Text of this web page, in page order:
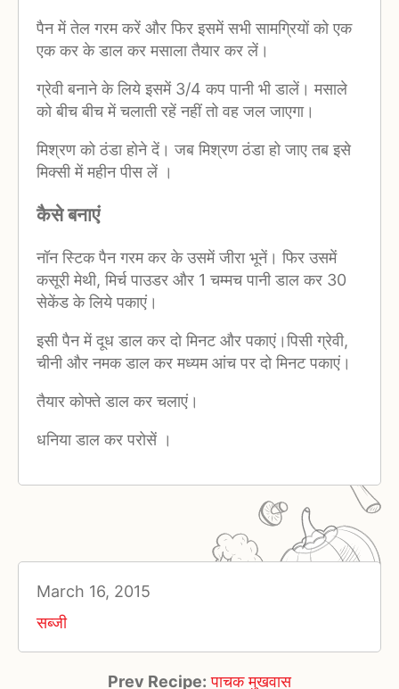
पैन में तेल गरम करें और फिर इसमें सभी सामग्रियों को एक
एक कर के डाल कर मसाला तैयार कर लें।
ग्रेवी बनाने के लिये इसमें 3/4 कप पानी भी डालें। मसाले
को बीच बीच में चलाती रहें नहीं तो वह जल जाएगा।
मिश्रण को ठंडा होने दें। जब मिश्रण ठंडा हो जाए तब इसे
मिक्‍सी में महीन पीस लें ।
कैसे बनाएं
नॉन स्‍टिक पैन गरम कर के उसमें जीरा भूनें। फिर उसमें
कसूरी मेथी, मिर्च पाउडर और 1 चम्‍मच पानी डाल कर 30
सेकेंड के लिये पकाएं।
इसी पैन में दूध डाल कर दो मिनट और पकाएं।पिसी ग्रेवी,
चीनी और नमक डाल कर मध्‍यम आंच पर दो मिनट पकाएं।
तैयार कोफ्ते डाल कर चलाएं।
धनिया डाल कर परोसें ।
March 16, 2015
सब्जी
Prev Recipe: पाचक मुखवास